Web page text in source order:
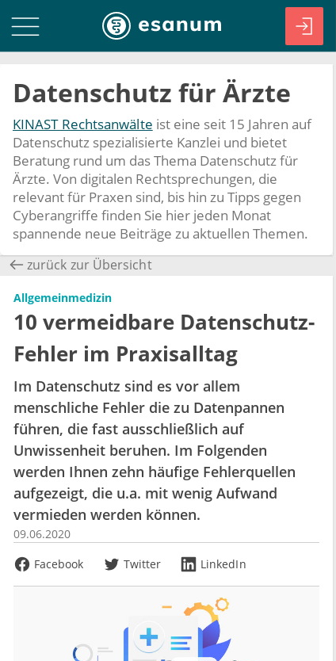
Datenschutz für Ärzte
KINAST Rechtsanwälte ist eine seit 15 Jahren auf
Datenschutz spezialisierte Kanzlei und bietet
Beratung rund um das Thema Datenschutz für
Ärzte. Von digitalen Rechtsprechungen, die
relevant für Praxen sind, bis hin zu Tipps gegen
Cyberangriffe finden Sie hier jeden Monat
spannende neue Beiträge zu aktuellen Themen.
zurück zur Übersicht
Allgemeinmedizin
10 vermeidbare Datenschutz-
Fehler im Praxisalltag
Im Datenschutz sind es vor allem
menschliche Fehler die zu Datenpannen
führen, die fast ausschließlich auf
Unwissenheit beruhen. Im Folgenden
werden Ihnen zehn häufige Fehlerquellen
aufgezeigt, die u.a. mit wenig Aufwand
vermieden werden können.
09.06.2020
Facebook
Twitter LinkedIn